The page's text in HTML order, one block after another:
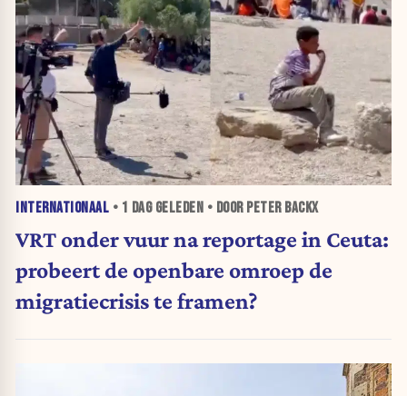
INTERNATIONAAL • 1 DAGGELEDEN • DOOR PETER BACKX
VRT onder vuur na reportage in Ceuta:
probeert de openbare omroep de
migratiecrisis te framen?